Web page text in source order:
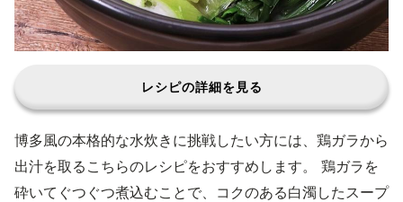
レシピの詳細を見る
博多風の本格的な水炊きに挑戦したい方には、鶏ガラから
出汁を取るこちらのレシピをおすすめします。 鶏ガラを
砕いてぐつぐつ煮込むことで、コクのある白濁したスープ